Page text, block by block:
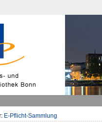
E-Pflicht-Sammlung